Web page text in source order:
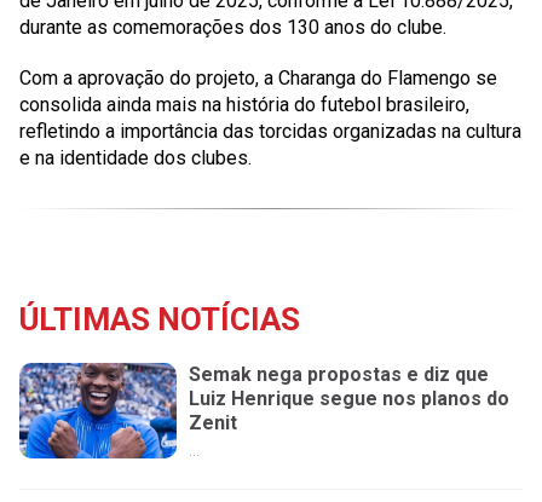
durante as comemorações dos 130 anos do clube.
Com a aprovação do projeto, a Charanga do Flamengo se
consolida ainda mais na história do futebol brasileiro,
refletindo a importância das torcidas organizadas na cultura
e na identidade dos clubes.
ÚLTIMAS NOTÍCIAS
Semak nega propostas e diz que
Luiz Henrique segue nos planos do
Zenit
...